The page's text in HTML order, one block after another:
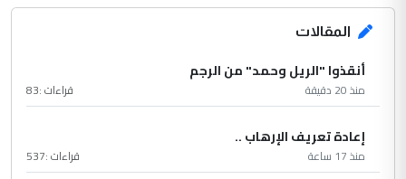
المقالات
أنقذوا "الريل وحمد" من الرجم
منذ 20 دقيقة قراءات :83
إعادة تعريف الإرهاب ..
منذ 17 ساعة قراءات :537